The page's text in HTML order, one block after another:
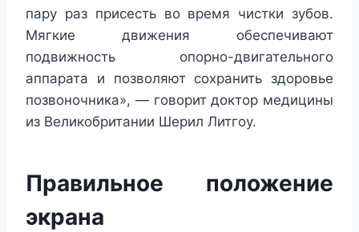
пару раз присесть во время чистки зубов.
Мягкие движения обеспечивают
подвижность опорно-двигательного
аппарата и позволяют сохранить здоровье
позвоночника», — говорит доктор медицины
из Великобритании Шерил Литгоу.
Правильное положение
экрана